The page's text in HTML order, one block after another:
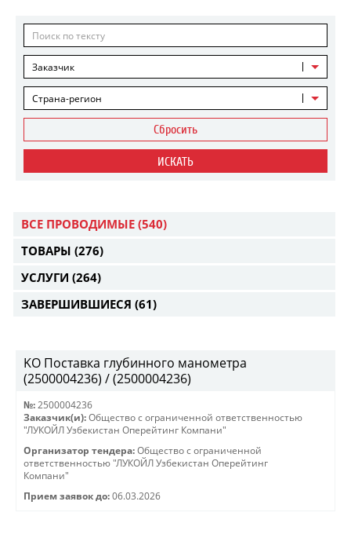
Заказчик
Страна-регион
Сбросить
ИСКАТЬ
ВСЕ ПРОВОДИМЫЕ (540)
ТОВАРЫ (276)
УСЛУГИ (264)
ЗАВЕРШИВШИЕСЯ (61)
KO Поставка глубинного манометра
(2500004236) / (2500004236)
№: 2500004236
Заказчик(и): Общество с ограниченной ответственностью
"ЛУКОЙЛ Узбекистан Оперейтинг Компани"
Организатор тендера: Общество с ограниченной
ответственностью "ЛУКОЙЛ Узбекистан Оперейтинг
Компани"
Прием заявок до: 06.03.2026